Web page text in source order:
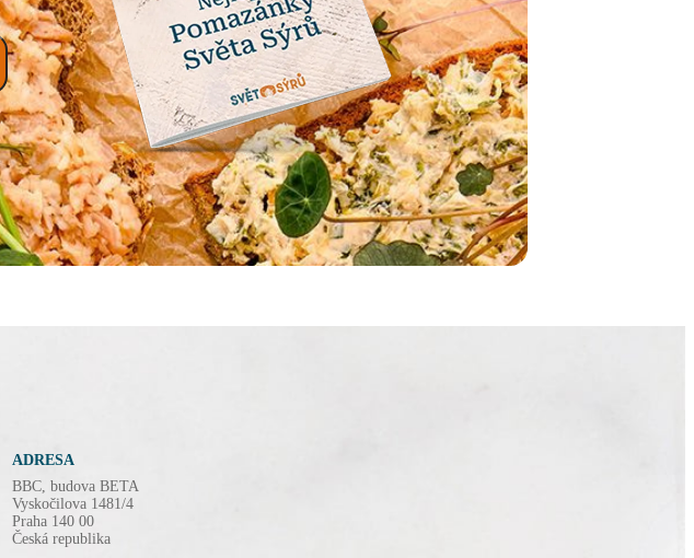
ADRESA
BBC, budova BETA
Vyskočilova 1481/4
Praha 140 00
Česká republika